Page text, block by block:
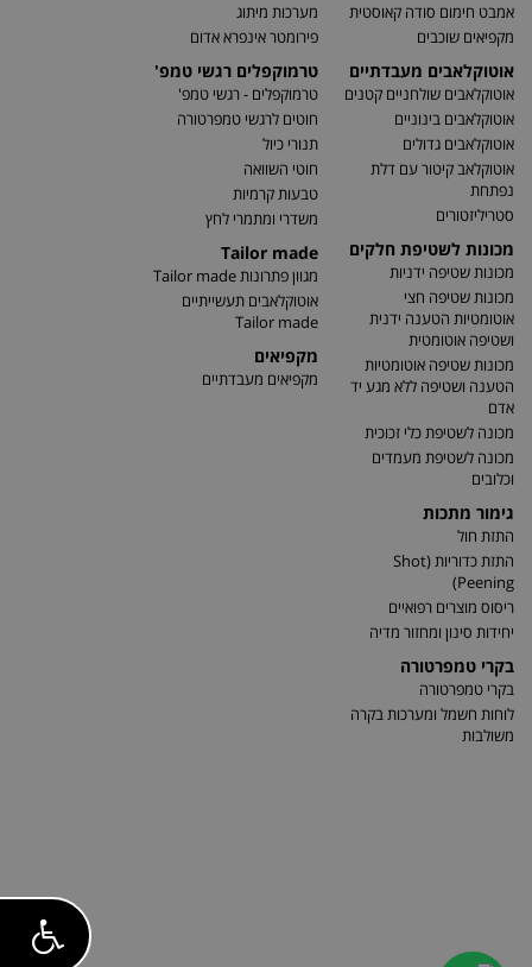
אמבט חימום סודה קאוסטית
מקפיאים שוכבים
אוטוקלאבים מעבדתיים
אוטוקלאבים שולחניים קטנים
אוטוקלאבים בינוניים
אוטוקלאבים גדולים
אוטוקלאב קיטור עם דלת
נפתחת
סטריליזטורים
מכונות לשטיפת חלקים
מכונות שטיפה ידניות
מכונות שטיפה חצי
אוטומטיות הטענה ידנית
ושטיפה אוטומטית
מכונות שטיפה אוטומטיות
הטענה ושטיפה ללא מגע יד
אדם
מכונה לשטיפת כלי זכוכית
מכונה לשטיפת מעמדים
וכלובים
גימור מתכות
התזת חול
התזת כדוריות (Shot
Peening)
ריסוס מוצרים רפואיים
יחידות סינון ומחזור מדיה
בקרי טמפרטורה
בקרי טמפרטורה
לוחות חשמל ומערכות בקרה
משולבות
מערכות מיתוג
פירומטר אינפרא אדום
טרמוקפלים רגשי טמפ'
טרמוקפלים - רגשי טמפ'
חוטים לרגשי טמפרטורה
תנורי כיול
חוטי השוואה
טבעות קרמיות
משדרי ומתמרי לחץ
Tailor made
מגוון פתרונות Tailor made
אוטוקלאבים תעשייתיים
Tailor made
מקפיאים
מקפיאים מעבדתיים